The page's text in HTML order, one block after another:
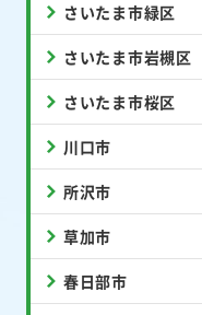
さいたま市緑区
さいたま市岩槻区
さいたま市桜区
川口市
所沢市
草加市
春日部市